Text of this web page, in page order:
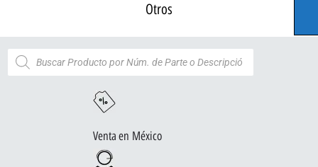
Otros
Venta en México